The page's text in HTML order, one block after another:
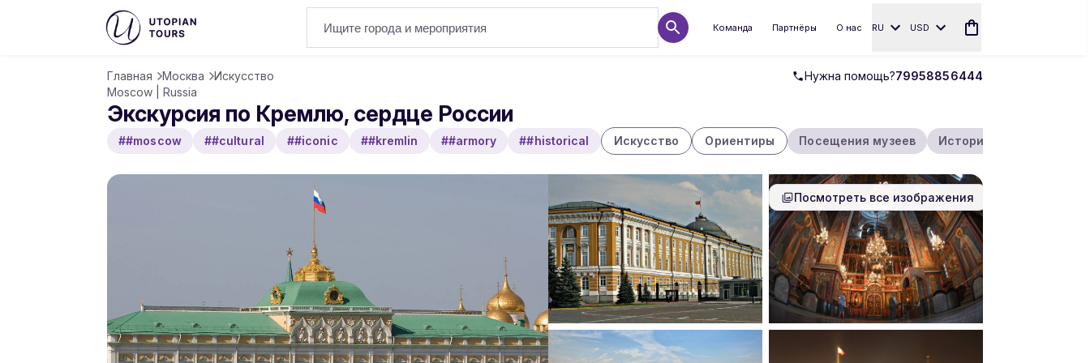
Команда Партнёры О нас RU USD
Главная Москва Искусство Нужна помощь?79958856444
Moscow | Russia
Экскурсия по Кремлю, сердце России
##moscow ##cultural ##iconic ##kremlin ##armory ##historical Искусство Ориентиры Посещения музеев Исторические
Посмотреть все изображения